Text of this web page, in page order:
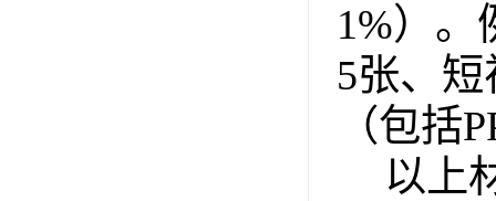
1%）。
5张、
（包括
以上